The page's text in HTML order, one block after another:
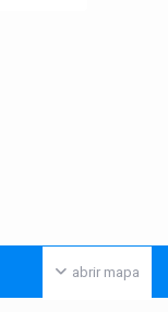
abrir mapa